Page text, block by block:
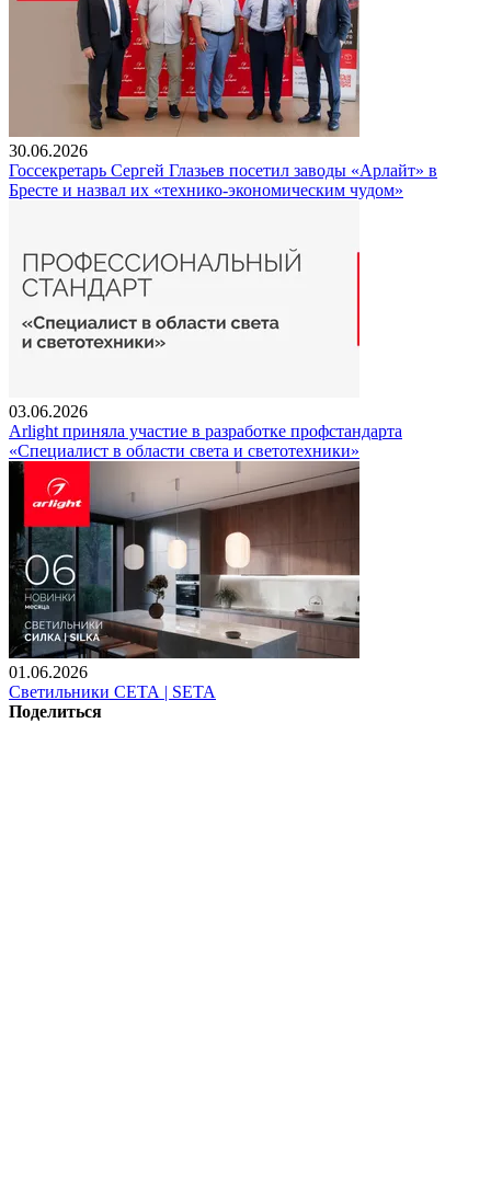
30.06.2026
Госсекретарь Сергей Глазьев посетил заводы «Арлайт» в
Бресте и назвал их «технико-экономическим чудом»
03.06.2026
Arlight приняла участие в разработке профстандарта
«Специалист в области света и светотехники»
01.06.2026
Светильники СЕТА | SETA
Поделиться